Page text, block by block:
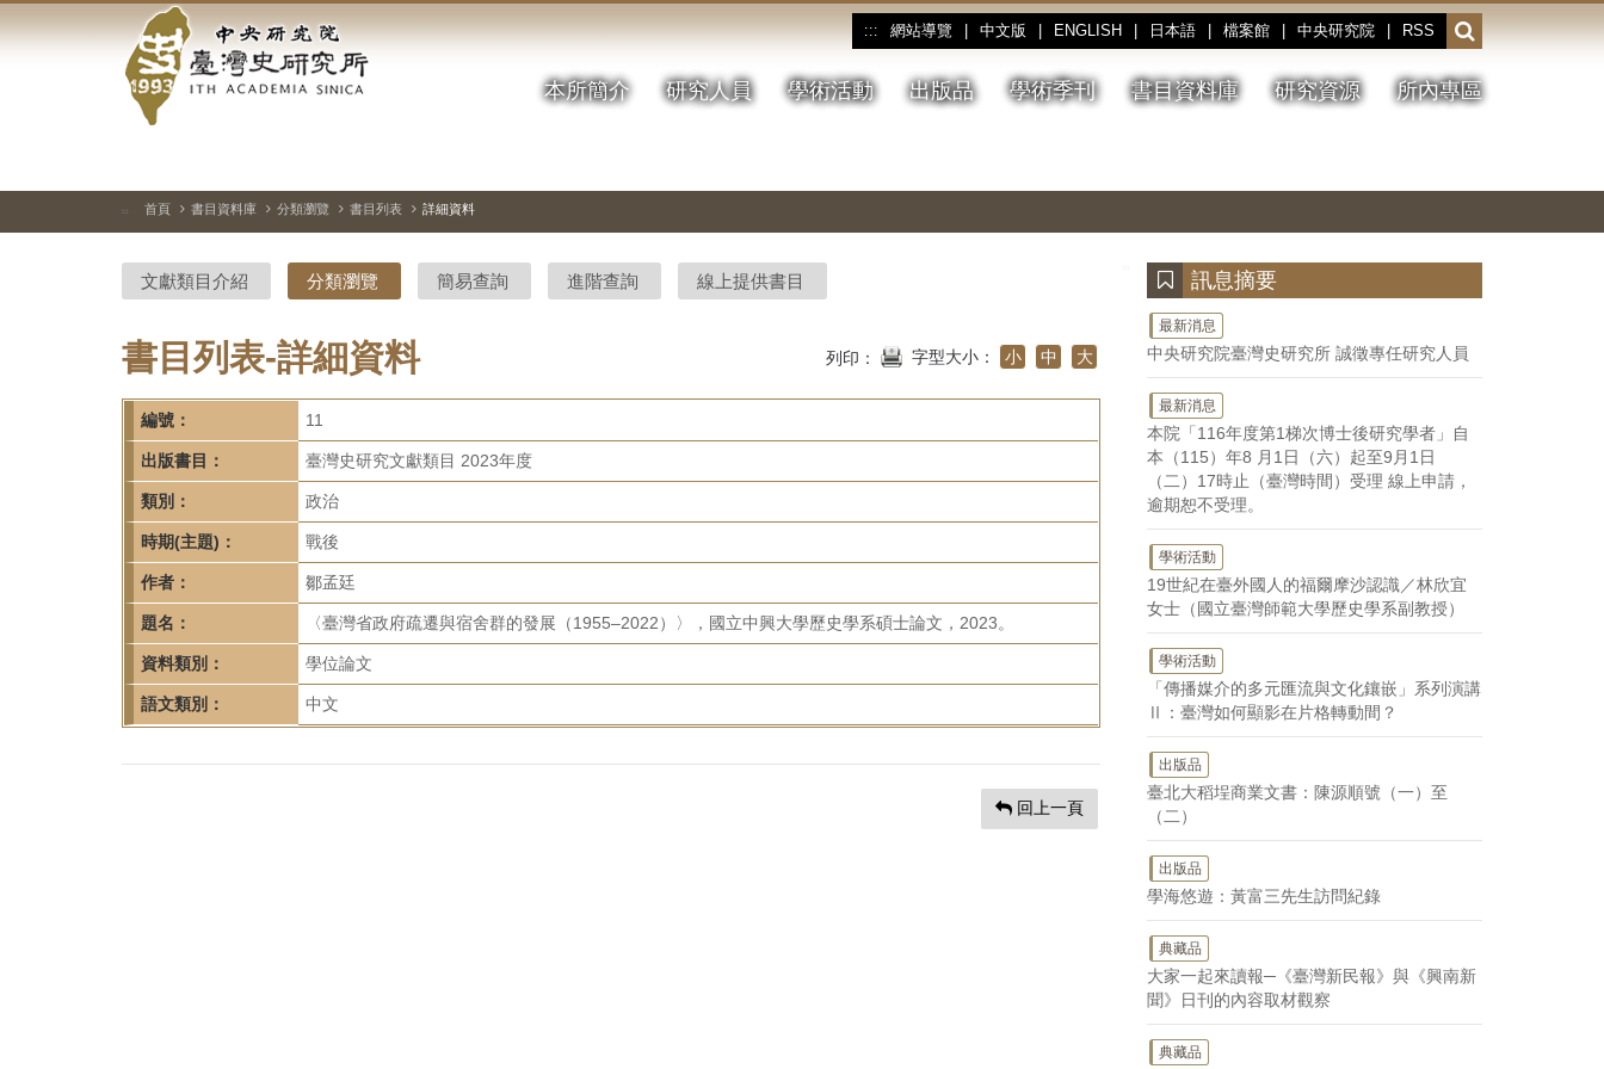
到
中
央
研
院-
臺
灣
史
研
究
所-
首
頁
::: 網站導覽 中文版 ENGLISH 日本語 檔案館 中央研究院 RSS
開
啟
或
收
本所簡介 研究人員 學術活動 出版品 學術季刊 書目資料庫 研究資源 所內專區
停、
圖
圖
結
::: 首頁 書目資料庫 分類瀏覽 書目列表 詳細資料
文獻類目介紹 分類瀏覽 簡易查詢 進階查詢 線上提供書目
書目列表-詳細資料 列印： 字型大小： 小 中 大
編號： 11
出版書目： 臺灣史研究文獻類目 2023年度
類別： 政治
時期(主題)： 戰後
作者： 鄒孟廷
題名： 〈臺灣省政府疏遷與宿舍群的發展（1955–2022）〉，國立中興大學歷史學系碩士論文，2023。
資料類別： 學位論文
語文類別： 中文
回上一頁
訊息摘要
最新消息
中央研究院臺灣史研究所 誠徵專任研究人員
最新消息
本院「116年度第1梯次博士後研究學者」自
本（115）年8 月1日（六）起至9月1日
（二）17時止（臺灣時間）受理 線上申請，
逾期恕不受理。
學術活動
19世紀在臺外國人的福爾摩沙認識／林欣宜
女士（國立臺灣師範大學歷史學系副教授）
學術活動
「傳播媒介的多元匯流與文化鑲嵌」系列演講
Ⅱ：臺灣如何顯影在片格轉動間？
出版品
臺北大稻埕商業文書：陳源順號（一）至
（二）
出版品
學海悠遊：黃富三先生訪問紀錄
典藏品
大家一起來讀報─《臺灣新民報》與《興南新
聞》日刊的內容取材觀察
典藏品